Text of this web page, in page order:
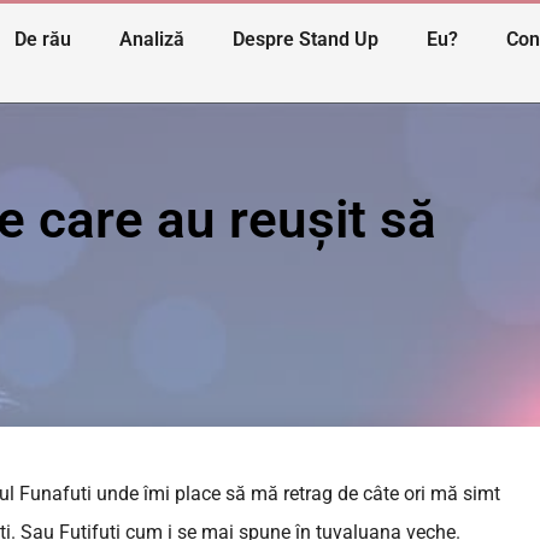
De rău Analiză Despre Stand Up Eu?
care au reușit să
Funafuti unde îmi place să mă retrag de câte ori mă simt
Sau Futifuti cum i se mai spune în tuvaluana veche.